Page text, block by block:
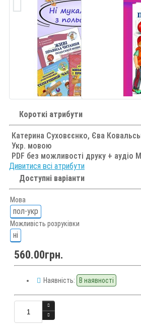
Короткі атрибути
Катерина Суховєєнко, Єва
Укр. мовою
PDF без можливості друку + аудіо
Дивитися всі атрибути
Доступні варіанти
Мова
пол-укр
Можливість розруківки
ні
560.00грн.
Наявність: В наявності